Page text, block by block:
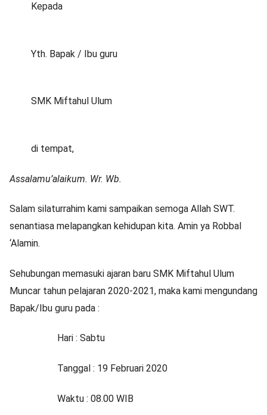
Kepada
Yth. Bapak / Ibu guru
SMK Miftahul Ulum
di tempat,
Assalamu’alaikum. Wr. Wb.
Salam silaturrahim kami sampaikan semoga Allah SWT.
senantiasa melapangkan kehidupan kita. Amin ya Robbal
‘Alamin.
Sehubungan memasuki ajaran baru SMK Miftahul Ulum
Muncar tahun pelajaran 2020-2021, maka kami mengundang
Bapak/Ibu guru pada :
Hari : Sabtu
Tanggal : 19 Februari 2020
Waktu : 08.00 WIB